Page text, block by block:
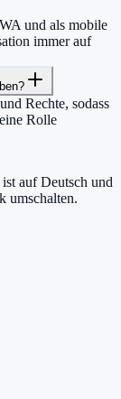
und als mobile
immer auf
Rechte, sodass
Rolle
auf Deutsch und
umschalten.